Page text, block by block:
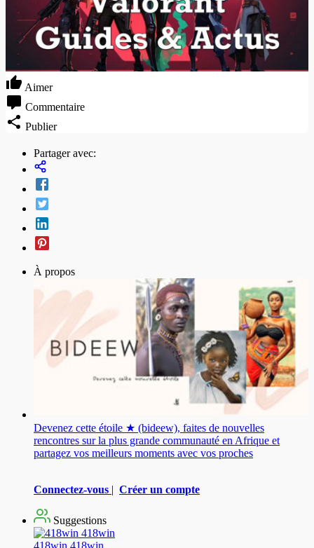
Aimer
Commentaire
Publier
Partager avec:
À propos
Devenez cette étoile ★ (bideew), faites de nouvelles
rencontres sur la plus grande communauté en Afrique et
partagez vos meilleurs moments avec vos proches
Connectez-vous | Créer un compte
Suggestions
418win 418win